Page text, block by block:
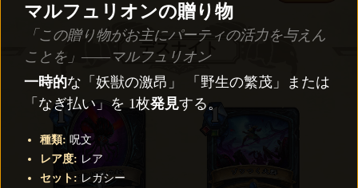
デスナイト
マルフュリオンの贈り物
「この贈り物がお主にパーティの活力を与えん
ことを」――マルフュリオン
一時的な「妖獣の激昂」 「野生の繁茂」または
「なぎ払い」を 1枚発見する。
種類: 呪文
レア度: レア
セット : レガシー